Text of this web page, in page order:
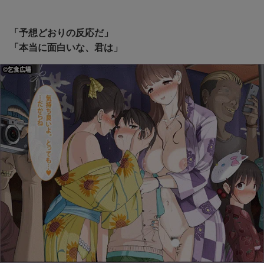
「予想どおりの反応だ」
「本当に面白いな、君は」